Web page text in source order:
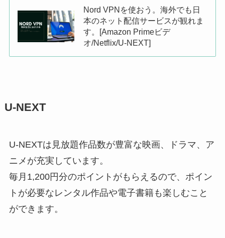
Nord VPNを使おう。海外でも日
本のネット配信サービスが観れま
す。[Amazon Primeビデ
オ/Netflix/U-NEXT]
U-NEXT
U-NEXTは見放題作品数が豊富な映画、ドラマ、ア
ニメが充実しています。
毎月1,200円分のポイントがもらえるので、ポイン
トが必要なレンタル作品や電子書籍も楽しむこと
ができます。